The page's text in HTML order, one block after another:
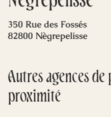
350 Rue des Fossés
82800 Nègrepelisse
Autres agences de
proximité